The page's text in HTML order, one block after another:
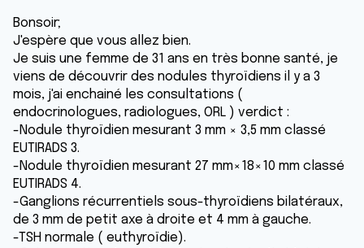
Bonsoir;
J'espère que vous allez bien.
Je suis une femme de 31 ans en très bonne santé, je
viens de découvrir des nodules thyroïdiens il y a 3
mois, j'ai enchainé les consultations (
endocrinologues, radiologues, ORL ) verdict :
-Nodule thyroïdien mesurant 3 mm × 3,5 mm classé
EUTIRADS 3.
-Nodule thyroïdien mesurant 27 mm×18×10 mm classé
EUTIRADS 4.
-Ganglions récurrentiels sous-thyroïdiens bilatéraux,
de 3 mm de petit axe à droite et 4 mm à gauche.
-TSH normale ( euthyroïdie).